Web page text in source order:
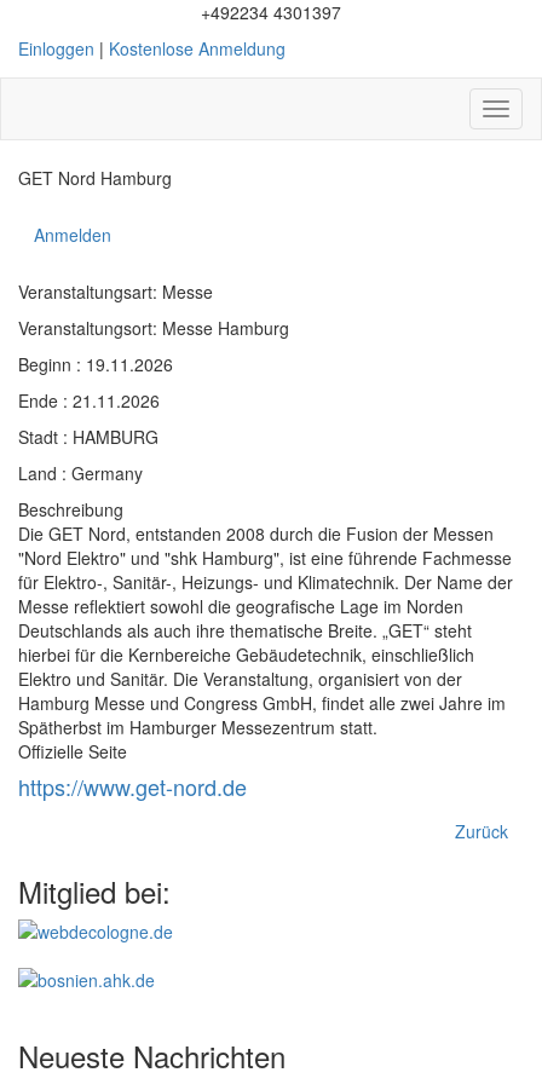
+492234 4301397
Einloggen | Kostenlose Anmeldung
GET Nord Hamburg
Anmelden
Veranstaltungsart: Messe
Veranstaltungsort: Messe Hamburg
Beginn : 19.11.2026
Ende : 21.11.2026
Stadt : HAMBURG
Land : Germany
Beschreibung
Die GET Nord, entstanden 2008 durch die Fusion der Messen
"Nord Elektro" und "shk Hamburg", ist eine führende Fachmesse
für Elektro-, Sanitär-, Heizungs- und Klimatechnik. Der Name der
Messe reflektiert sowohl die geografische Lage im Norden
Deutschlands als auch ihre thematische Breite. „GET“ steht
hierbei für die Kernbereiche Gebäudetechnik, einschließlich
Elektro und Sanitär. Die Veranstaltung, organisiert von der
Hamburg Messe und Congress GmbH, findet alle zwei Jahre im
Spätherbst im Hamburger Messezentrum statt.
Offizielle Seite
https://www.get-nord.de
Zurück
Mitglied bei:
Neueste Nachrichten